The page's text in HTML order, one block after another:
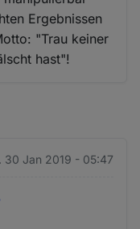
Ergebnissen
"Trau keiner
hast"!
30 Jan 2019 - 05:47